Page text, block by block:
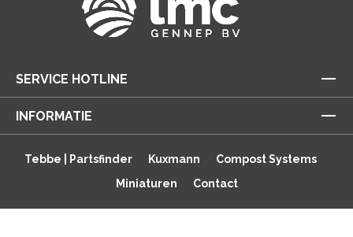
SERVICE HOTLINE
INFORMATIE
Tebbe | Partsfinder Kuxmann
Compost Systems
Miniaturen
Contact